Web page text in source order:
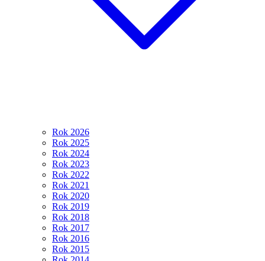
Rok 2026
Rok 2025
Rok 2024
Rok 2023
Rok 2022
Rok 2021
Rok 2020
Rok 2019
Rok 2018
Rok 2017
Rok 2016
Rok 2015